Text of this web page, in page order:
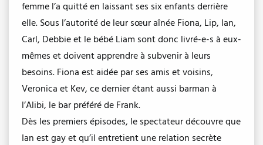
femme l’a quitté en laissant ses six enfants derrière
elle. Sous l’autorité de leur sœur aînée Fiona, Lip, Ian,
Carl, Debbie et le bébé Liam sont donc livré-e-s à eux-
mêmes et doivent apprendre à subvenir à leurs
besoins. Fiona est aidée par ses amis et voisins,
Veronica et Kev, ce dernier étant aussi barman à
l’Alibi, le bar préféré de Frank.
Dès les premiers épisodes, le spectateur découvre que
Ian est gay et qu’il entretient une relation secrète